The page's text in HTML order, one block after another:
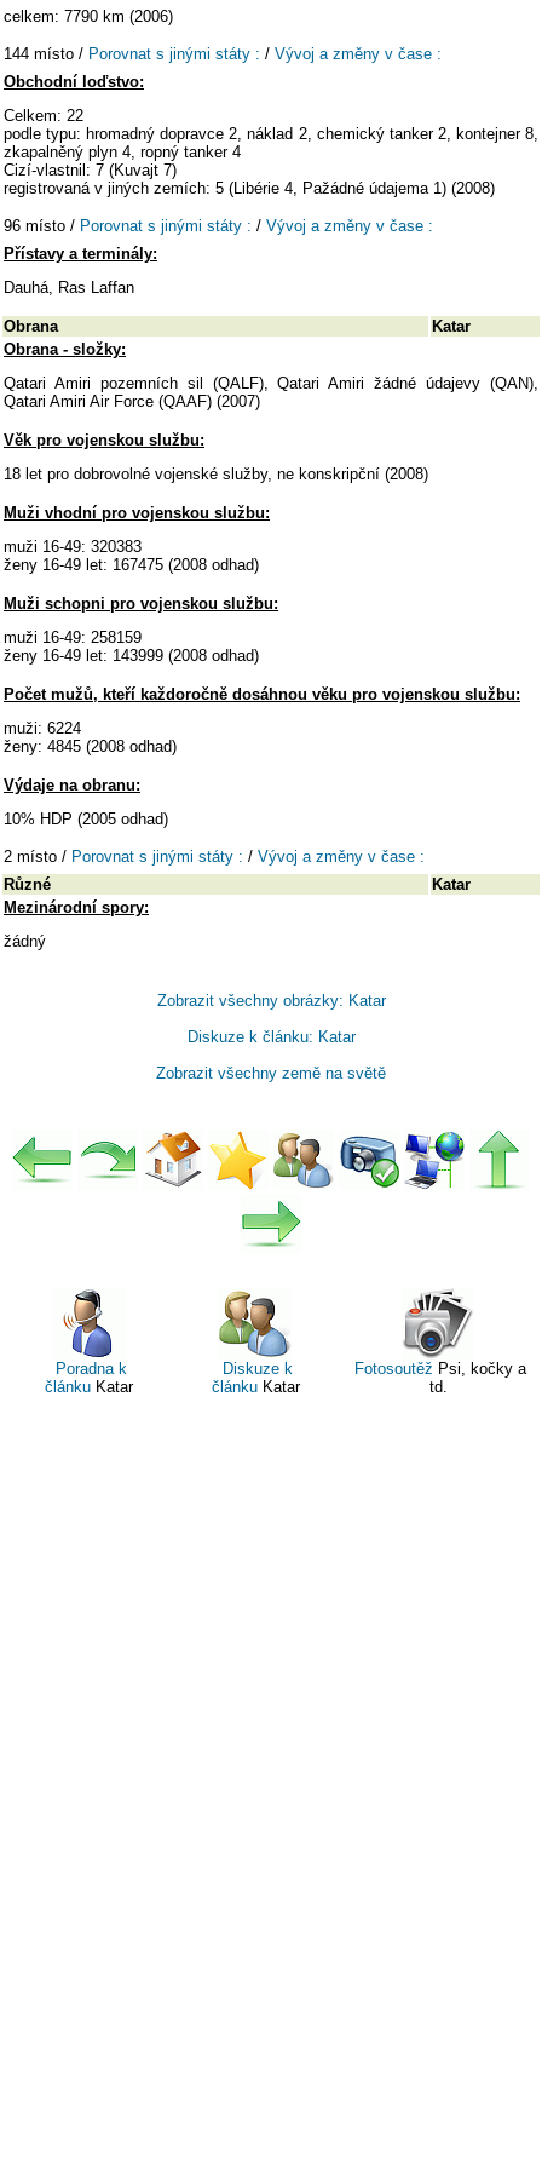
celkem: 7790 km (2006)
144 místo / Porovnat s jinými státy : / Vývoj a změny v čase :
Obchodní loďstvo:
Celkem: 22
podle typu: hromadný dopravce 2, náklad 2, chemický tanker 2, kontejner 8,
zkapalněný plyn 4, ropný tanker 4
Cizí-vlastnil: 7 (Kuvajt 7)
registrovaná v jiných zemích: 5 (Libérie 4, Pažádné údajema 1) (2008)
96 místo / Porovnat s jinými státy : / Vývoj a změny v čase :
Přístavy a terminály:
Dauhá, Ras Laffan
Obrana
Katar
Obrana - složky:
Qatari Amiri pozemních sil (QALF), Qatari Amiri žádné údajevy (QAN),
Qatari Amiri Air Force (QAAF) (2007)
Věk pro vojenskou službu:
18 let pro dobrovolné vojenské služby, ne konskripční (2008)
Muži vhodní pro vojenskou službu:
muži 16-49: 320383
ženy 16-49 let: 167475 (2008 odhad)
Muži schopni pro vojenskou službu:
muži 16-49: 258159
ženy 16-49 let: 143999 (2008 odhad)
Počet mužů, kteří každoročně dosáhnou věku pro vojenskou službu:
muži: 6224
ženy: 4845 (2008 odhad)
Výdaje na obranu:
10% HDP (2005 odhad)
2 místo / Porovnat s jinými státy : / Vývoj a změny v čase :
Různé
Katar
Mezinárodní spory:
žádný
Zobrazit všechny obrázky: Katar
Diskuze k článku: Katar
Zobrazit všechny země na světě
Poradna k
článkuKatar
Diskuze k
článkuKatar
Fotosoutěž Psi, kočky a
td.